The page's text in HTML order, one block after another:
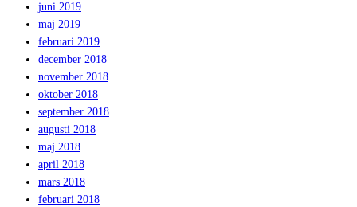
juni 2019
maj 2019
februari 2019
december 2018
november 2018
oktober 2018
september 2018
augusti 2018
maj 2018
april 2018
mars 2018
februari 2018